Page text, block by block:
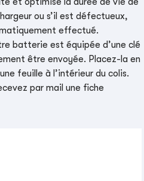
ou s’il est défectueux,
effectué.
batterie est équipée d’une clé
être envoyée. Placez-la en
feuille à l’intérieur du colis.
par mail une fiche